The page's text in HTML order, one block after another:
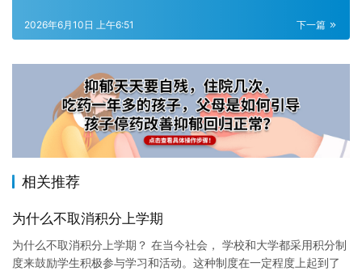
下一篇
2026年6月10日 上午6:51
相关推荐
为什么不取消积分上学期
为什么不取消积分上学期？ 在当今社会， 学校和大学都采用积分制
度来鼓励学生积极参与学习和活动。这种制度在一定程度上起到了